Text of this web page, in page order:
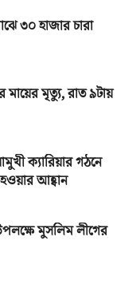
৩০ হাজার চারা
মৃত্যু, রাত ৯টায়
ক্যারিয়ার গঠনে
হওয়ার আহ্বান
মুসলিম লীগের